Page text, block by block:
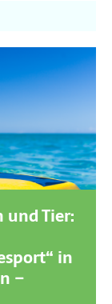
und Tier:
in
–